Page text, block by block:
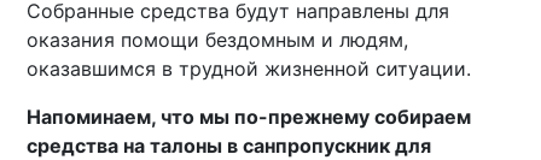
Собранные средства будут направлены для
оказания помощи бездомным и людям,
оказавшимся в трудной жизненной ситуации.
Напоминаем, что мы по-прежнему собираем
средства на талоны в санпропускник для